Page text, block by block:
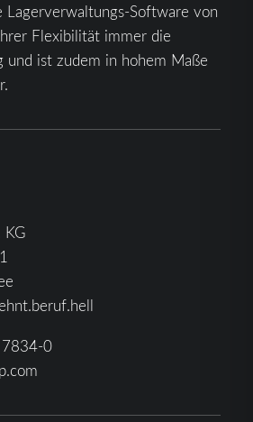
Lagerverwaltungs-Software von
Flexibilität immer die
und ist zudem in hohem Maße
KG
0